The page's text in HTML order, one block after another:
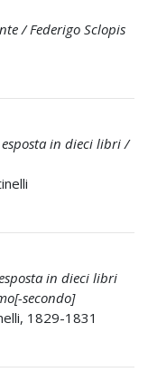
/ Federigo Sclopis
in dieci libri /
in dieci libri
secondo]
1829-1831